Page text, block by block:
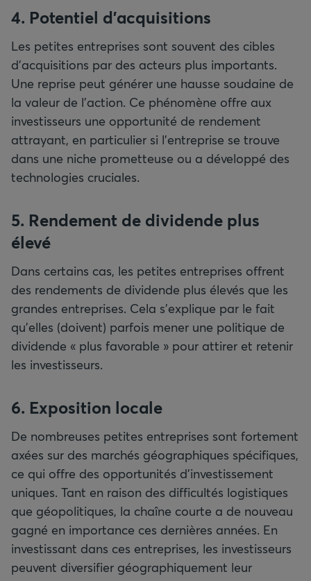
4. Potentiel d’acquisitions
Les petites entreprises sont souvent des cibles
d’acquisitions par des acteurs plus importants.
Une reprise peut générer une hausse soudaine de
la valeur de l’action. Ce phénomène offre aux
investisseurs une opportunité de rendement
attrayant, en particulier si l’entreprise se trouve
dans une niche prometteuse ou a développé des
technologies cruciales.
5. Rendement de dividende plus
élevé
Dans certains cas, les petites entreprises offrent
des rendements de dividende plus élevés que les
grandes entreprises. Cela s’explique par le fait
qu’elles (doivent) parfois mener une politique de
dividende « plus favorable » pour attirer et retenir
les investisseurs.
6. Exposition locale
De nombreuses petites entreprises sont fortement
axées sur des marchés géographiques spécifiques,
ce qui offre des opportunités d’investissement
uniques. Tant en raison des difficultés logistiques
que géopolitiques, la chaîne courte a de nouveau
gagné en importance ces dernières années. En
investissant dans ces entreprises, les investisseurs
peuvent diversifier géographiquement leur